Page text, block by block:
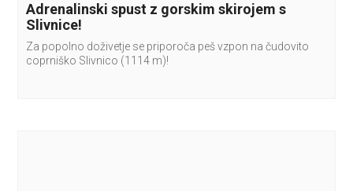
Adrenalinski spust z gorskim skirojem s
Slivnice!
Za popolno doživetje se priporoča peš vzpon na čudovito
coprniško Slivnico (1114 m)!